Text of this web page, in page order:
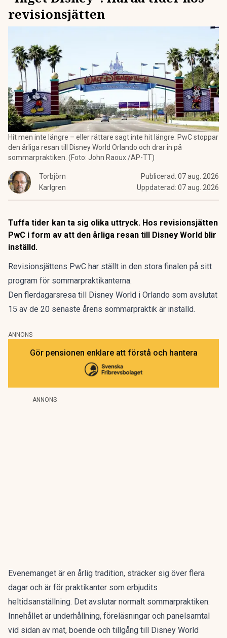
revisionsjätten
Hit men inte längre – eller rättare sagt inte hit längre. PwC stoppar
den årliga resan till Disney World Orlando och drar in på
sommarpraktiken. (Foto: John Raoux /AP-TT)
Torbjörn
Karlgren
Publicerad: 07 aug. 2026
Uppdaterad: 07 aug. 2026
Tuffa tider kan ta sig olika uttryck. Hos revisionsjätten
PwC i form av att den årliga resan till Disney World blir
inställd.
Revisionsjättens PwC har ställt in den stora finalen på sitt
program för sommarpraktikanterna.
Den flerdagarsresa till Disney World i Orlando som avslutat
15 av de 20 senaste årens sommarpraktik är inställd.
ANNONS
Gör pensionen enklare att förstå och hantera
ANNONS
Evenemanget är en årlig tradition, sträcker sig över flera
dagar och är för praktikanter som erbjudits
heltidsanställning. Det avslutar normalt sommarpraktiken.
Innehållet är underhållning, föreläsningar och panelsamtal
vid sidan av mat, boende och tillgång till Disney World